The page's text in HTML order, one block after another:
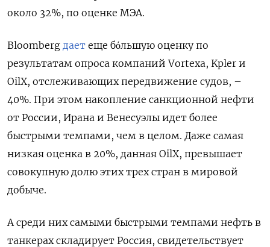
около 32%, по оценке МЭА.
Bloomberg дает еще бόльшую оценку по
результатам опроса компаний Vortexa, Kpler и
OilX, отслеживающих передвижение судов, –
40%. При этом накопление санкционной нефти
от России, Ирана и Венесуэлы идет более
быстрыми темпами, чем в целом. Даже самая
низкая оценка в 20%, данная OilX, превышает
совокупную долю этих трех стран в мировой
добыче.
А среди них самыми быстрыми темпами нефть в
танкерах складирует Россия, свидетельствует